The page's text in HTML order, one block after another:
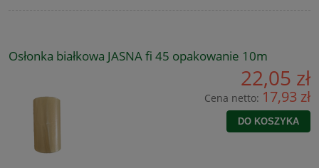
Osłonka białkowa JASNA fi 45 opakowanie 10m
22,05 zł
Cena netto: 17,93 zł
DO KOSZYKA